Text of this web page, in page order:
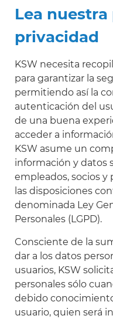
Lea
privacidad
KSW necesita
para garantizar la
permitiendo así la
autenticación del
de una buena
acceder a
KSW asume un
información y datos
empleados, socios y
las disposiciones
denominada Ley
Personales (LGPD).
Consciente de la
dar a los datos
usuarios, KSW
personales sólo
debido
usuario, quien será